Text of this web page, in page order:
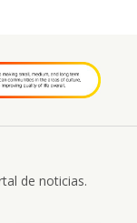
de noticias.